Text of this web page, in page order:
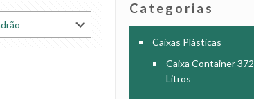
Categorias
Caixas Plásticas
Caixa Container 372
Litros